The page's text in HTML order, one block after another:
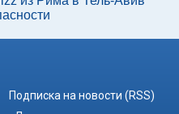
Подписка на новости (RSS)